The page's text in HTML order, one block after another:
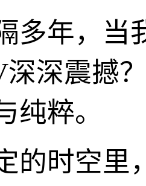
多年，当
深震撼
纯粹。
的时空里